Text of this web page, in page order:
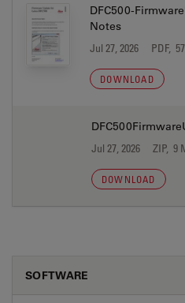
DFC500-
Notes
Jul 27, 2026 PDF,
DOWNLOAD
Jul 27, 2026 ZIP, 9
DOWNLOAD
SOFTWARE